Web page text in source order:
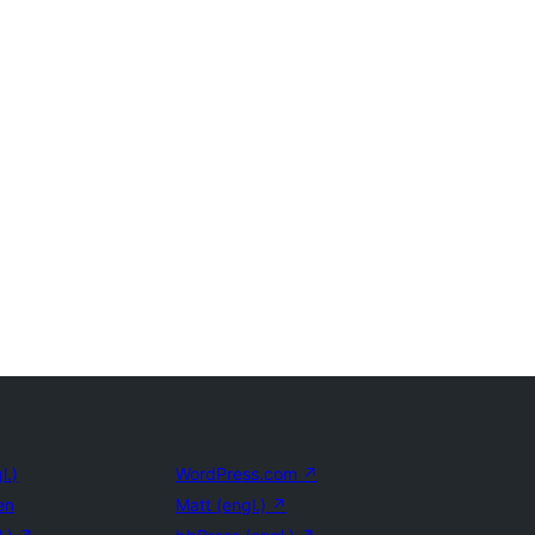
WordPress.com ↗
Matt (engl.) ↗